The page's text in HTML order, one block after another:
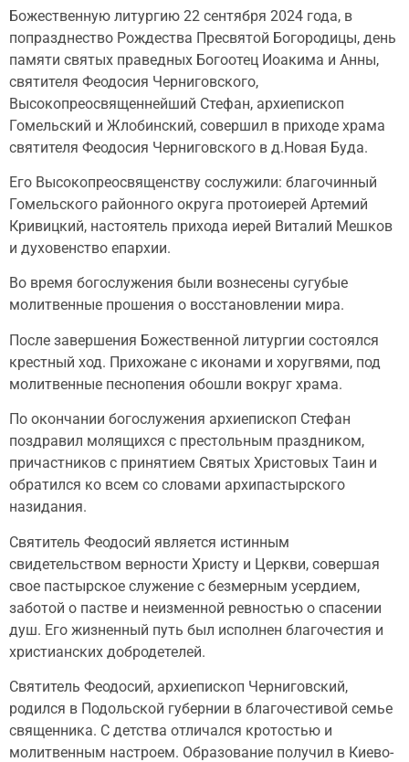
Божественную литургию 22 сентября 2024 года, в
попразднество Рождества Пресвятой Богородицы, день
памяти святых праведных Богоотец Иоакима и Анны,
святителя Феодосия Черниговского,
Высокопреосвященнейший Стефан, архиепископ
Гомельский и Жлобинский, совершил в приходе храма
святителя Феодосия Черниговского в д.Новая Буда.
Его Высокопреосвященству сослужили: благочинный
Гомельского районного округа протоиерей Артемий
Кривицкий, настоятель прихода иерей Виталий Мешков
и духовенство епархии.
Во время богослужения были вознесены сугубые
молитвенные прошения о восстановлении мира.
После завершения Божественной литургии состоялся
крестный ход. Прихожане с иконами и хоругвями, под
молитвенные песнопения обошли вокруг храма.
По окончании богослужения архиепископ Стефан
поздравил молящихся с престольным праздником,
причастников с принятием Святых Христовых Таин и
обратился ко всем со словами архипастырского
назидания.
Святитель Феодосий является истинным
свидетельством верности Христу и Церкви, совершая
свое пастырское служение с безмерным усердием,
заботой о пастве и неизменной ревностью о спасении
душ. Его жизненный путь был исполнен благочестия и
христианских добродетелей.
Святитель Феодосий, архиепископ Черниговский,
родился в Подольской губернии в благочестивой семье
священника. С детства отличался кротостью и
молитвенным настроем. Образование получил в Киево-